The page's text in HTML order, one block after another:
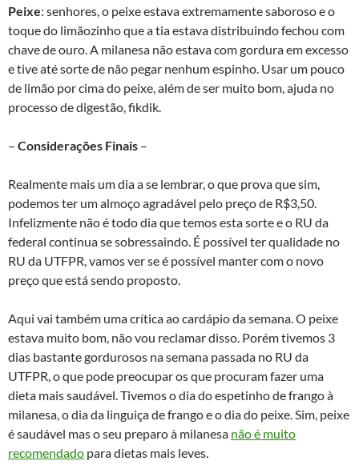
Peixe: senhores, o peixe estava extremamente saboroso e o
toque do limãozinho que a tia estava distribuindo fechou com
chave de ouro. A milanesa não estava com gordura em excesso
e tive até sorte de não pegar nenhum espinho. Usar um pouco
de limão por cima do peixe, além de ser muito bom, ajuda no
processo de digestão, fikdik.
– Considerações Finais –
Realmente mais um dia a se lembrar, o que prova que sim,
podemos ter um almoço agradável pelo preço de R$3,50.
Infelizmente não é todo dia que temos esta sorte e o RU da
federal continua se sobressaindo. É possível ter qualidade no
RU da UTFPR, vamos ver se é possível manter com o novo
preço que está sendo proposto.
Aqui vai também uma crítica ao cardápio da semana. O peixe
estava muito bom, não vou reclamar disso. Porém tivemos 3
dias bastante gordurosos na semana passada no RU da
UTFPR, o que pode preocupar os que procuram fazer uma
dieta mais saudável. Tivemos o dia do espetinho de frango à
milanesa, o dia da linguiça de frango e o dia do peixe. Sim, peixe
é saudável mas o seu preparo à milanesa não é muito
recomendado para dietas mais leves.